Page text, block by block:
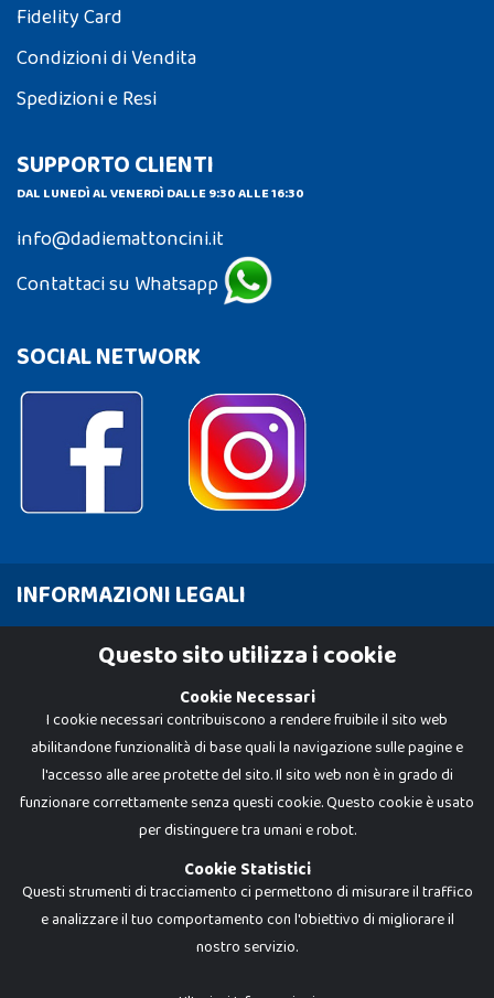
Fidelity Card
Condizioni di Vendita
Spedizioni e Resi
SUPPORTO CLIENTI
DAL LUNEDÌ AL VENERDÌ DALLE 9:30 ALLE 16:30
info@dadiemattoncini.it
Contattaci su Whatsapp
SOCIAL NETWORK
INFORMAZIONI LEGALI
Cookie Policy
Dadi e Mattoncini è un brand di Giocabene Srl. Ogni riproduzione o utilizzo non
Questo sito utilizza i cookie
Cookie Necessari
I cookie necessari contribuiscono a rendere fruibile il sito web
abilitandone funzionalità di base quali la navigazione sulle pagine e
l'accesso alle aree protette del sito. Il sito web non è in grado di
funzionare correttamente senza questi cookie. Questo cookie è usato
per distinguere tra umani e robot.
Cookie Statistici
Questi strumenti di tracciamento ci permettono di misurare il traffico
e analizzare il tuo comportamento con l'obiettivo di migliorare il
nostro servizio.